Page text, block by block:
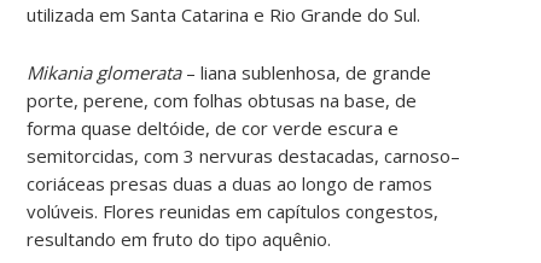
utilizada em Santa Catarina e Rio Grande do Sul.
Mikania glomerata– liana sublenhosa, de grande
porte, perene, com folhas obtusas na base, de
forma quase deltóide, de cor verde escura e
semitorcidas, com 3 nervuras destacadas, carnoso–
coriáceas presas duas a duas ao longo de ramos
volúveis. Flores reunidas em capítulos congestos,
resultando em fruto do tipo aquênio.